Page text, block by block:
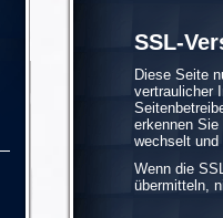
SSL-
Diese Seite
vertraulicher
erkennen
wechselt
Wenn die
übermitteln,